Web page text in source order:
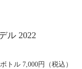
ル 2022
ボトル 7,000円（税込）